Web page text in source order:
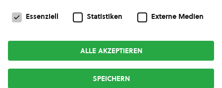
Copyright © 2026bio austria
Datenschutzeinstellungen
Essenziell Statistiken Externe Medien
ALLE AKZEPTIEREN
SPEICHERN